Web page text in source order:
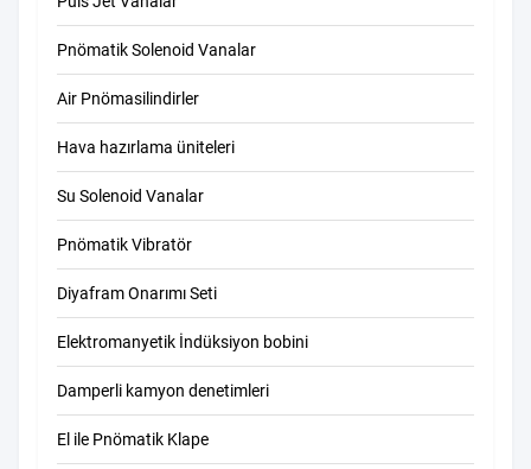
Pnömatik Solenoid Vanalar
Air Pnömasilindirler
Hava hazırlama üniteleri
Su Solenoid Vanalar
Pnömatik Vibratör
Diyafram Onarımı Seti
Elektromanyetik İndüksiyon bobini
Damperli kamyon denetimleri
El ile Pnömatik Klape